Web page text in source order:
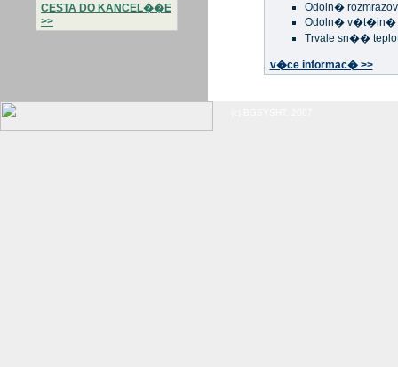
CESTA DO KANCEL��E
>>
Odoln�
Odoln� v�t�in�
Trvale sn��
v�ce informac� >>